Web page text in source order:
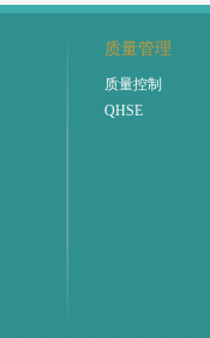
质量管理
质量控制
QHSE